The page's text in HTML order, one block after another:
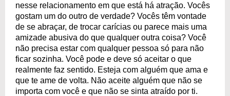
nesse relacionamento em que está há atração. Vocês
gostam um do outro de verdade? Vocês têm vontade
de se abraçar, de trocar carícias ou parece mais uma
amizade abusiva do que qualquer outra coisa? Você
não precisa estar com qualquer pessoa só para não
ficar sozinha. Você pode e deve só aceitar o que
realmente faz sentido. Esteja com alguém que ama e
que te ame de volta. Não aceite alguém que não se
importa com você e que não se sinta atraído por ti.